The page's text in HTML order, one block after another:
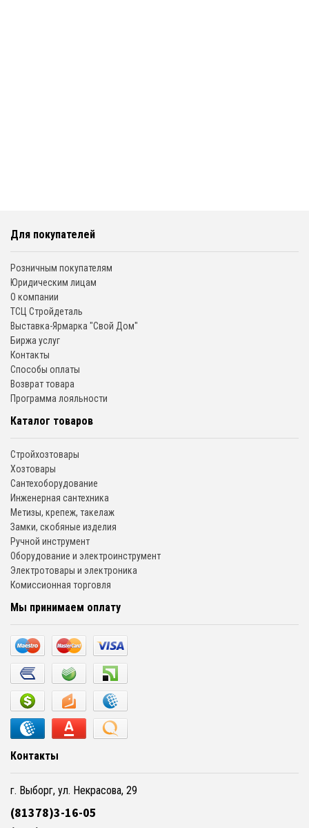
Для покупателей
Розничным покупателям
Юридическим лицам
О компании
ТСЦ Стройдеталь
Выставка-Ярмарка "Свой Дом"
Биржа услуг
Контакты
Способы оплаты
Возврат товара
Программа лояльности
Каталог товаров
Стройхозтовары
Хозтовары
Сантехоборудование
Инженерная сантехника
Метизы, крепеж, такелаж
Замки, скобяные изделия
Ручной инструмент
Оборудование и электроинструмент
Электротовары и электроника
Комиссионная торговля
Мы принимаем оплату
Контакты
г. Выборг, ул. Некрасова, 29
(81378)3-16-05